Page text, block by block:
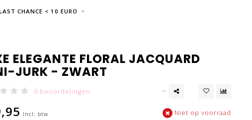
CHANCE < 10 EURO
ELEGANTE FLORAL JACQUARD
JURK - ZWART
0 beoordelingen
Incl. btw Niet op voorraad